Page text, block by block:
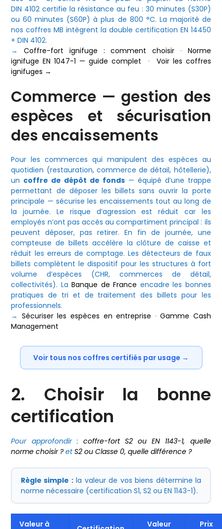
DIN 4102 certifie la résistance au feu : 30 minutes (S30P)
ou 60 minutes (S60P) à plus de 800 °C. La majorité de
nos coffres MB intègrent la double certification EN 14450
+ DIN 4102.
→Coffre-fort ignifuge : comment choisir · Norme
ignifuge EN 1047-1 — guide complet · Voir les coffres
ignifuges →
Commerce — gestion des
espèces et sécurisation
des encaissements
Pour les commerces qui manipulent des espèces au
quotidien (restauration, commerce de détail, hôtellerie),
un coffre de dépôt de fonds— équipé d’une trappe
permettant de déposer les billets sans ouvrir la porte
principale — sécurise les encaissements tout au long de
la journée. Le risque d’agression est réduit car les
employés n’ont pas accès au compartiment principal : ils
peuvent déposer, pas retirer. En fin de journée, une
compteuse de billets accélère la clôture de caisse et
réduit les erreurs de comptage. Les détecteurs de faux
billets complètent le dispositif pour les structures à fort
volume d’espèces (CHR, commerces de détail,
collectivités). LaBanque de France encadre les bonnes
pratiques de tri et de traitement des billets pour les
professionnels.
→ Sécuriser les espèces en entreprise ·Gamme Cash
Management
Voir tous nos coffres certifiés par usage →
2. Choisir la bonne
certification
Pour approfondir : coffre-fort S2 ou EN 1143-1, quelle
norme choisir ?etS2 ou Classe 0, quelle différence ?
Règle simple :la valeur de vos biens détermine la
norme nécessaire (certification S1, S2 ou EN 1143-1).
Valeur à
Valeur
Prix